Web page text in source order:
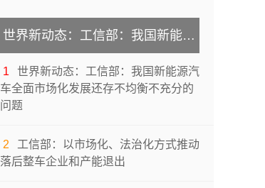
世界新动态：工信部：我国新能源汽车全面市场化发展还存不均衡不充分的问题
1
世界新动态：工信部：我国新能源汽
车全面市场化发展还存不均衡不充分的
问题
2
工信部：以市场化、法治化方式推动
落后整车企业和产能退出